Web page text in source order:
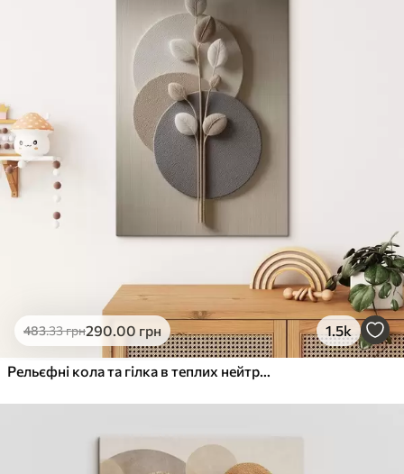
483.33грн290.00 грн 1.5k
Рельєфні кола та гілка в теплих нейтральних тонах